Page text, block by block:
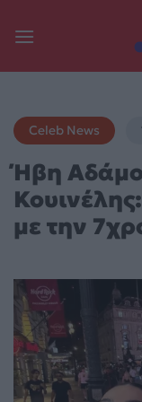
Celeb News
Ήβη
με την